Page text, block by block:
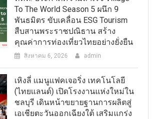
To The World Season 5 ผนึก 9
พันธมิตร ขับเคลื่อน ESG Tourism
สืบสานพระราชปณิธาน สร้าง
คุณค่าการท่องเที่ยวไทยอย่างยั่งยืน
สิงหาคม 6, 2026 admin
เหิงลี่ แมนูแฟคเจอริ่ง เทคโนโลยี
(ไทยแลนด์) เปิดโรงงานแห่งใหม่ใน
ชลบุรี เดินหน้าขยายฐานการผลิตสู่
เอเชียตะวันออกเฉียงใต้ เสริมแกร่ง